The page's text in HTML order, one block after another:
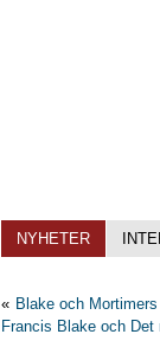
NYHETER
« Blake och
Francis Blake och